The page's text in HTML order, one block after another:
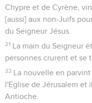
Chypre et de Cyrène,
[aussi] aux non-Juifs
du Seigneur Jésus.
21 La main du Seigneur
personnes crurent et se
22 La nouvelle en
l'Eglise de Jérusalem et
Antioche.